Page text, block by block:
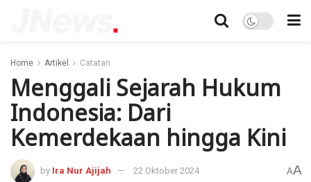
Home Artikel Catatan
Menggali Sejarah Hukum
Indonesia: Dari
Kemerdekaan hingga Kini
by Ira Nur Ajijah 22 Oktober 2024 AA